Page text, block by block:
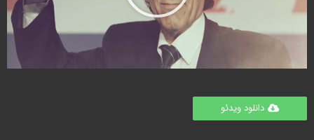
دانلود ویدئو